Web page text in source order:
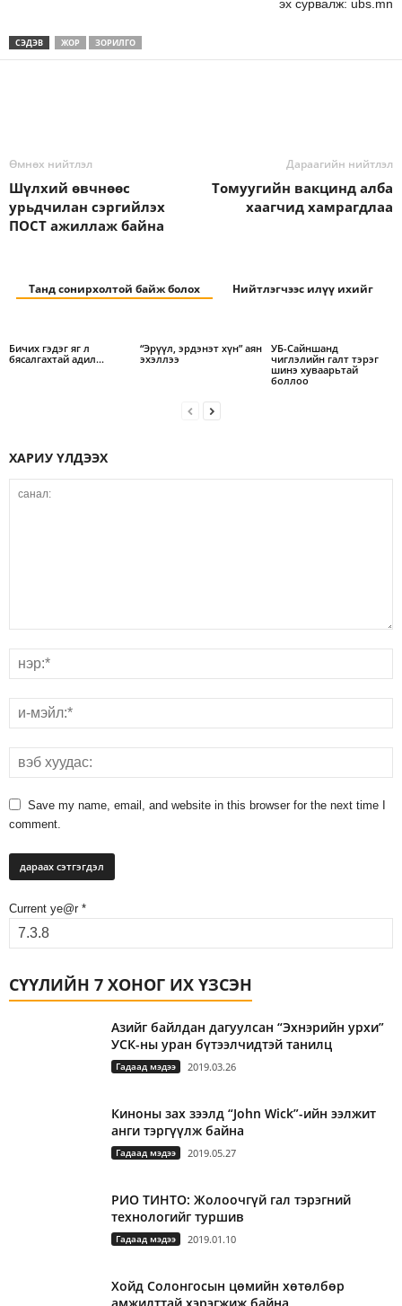
эх сурвалж: ubs.mn
СЭДЭВ ЖОР ЗОРИЛГО
Өмнөх нийтлэл
Шүлхий өвчнөөс
урьдчилан сэргийлэх
ПОСТ ажиллаж байна
Дараагийн нийтлэл
Томуугийн вакцинд алба
хаагчид хамрагдлаа
Танд сонирхолтой байж болох Нийтлэгчээс илүү ихийг
Бичих гэдэг яг л
бясалгахтай адил…
“Эрүүл, эрдэнэт хүн” аян
эхэллээ
УБ-Сайншанд
чиглэлийн галт тэрэг
шинэ хуваарьтай
боллоо
ХАРИУ ҮЛДЭЭХ
Save my name, email, and website in this browser for the next time I
comment.
Current ye@r *
СҮҮЛИЙН 7 ХОНОГ ИХ ҮЗСЭН
Азийг байлдан дагуулсан “Эхнэрийн урхи”
УСК-ны уран бүтээлчидтэй танилц
Гадаад мэдээ 2019.03.26
Киноны зах зээлд “John Wick”-ийн ээлжит
анги тэргүүлж байна
Гадаад мэдээ 2019.05.27
РИО ТИНТО: Жолоочгүй гал тэрэгний
технологийг туршив
Гадаад мэдээ 2019.01.10
Хойд Солонгосын цөмийн хөтөлбөр